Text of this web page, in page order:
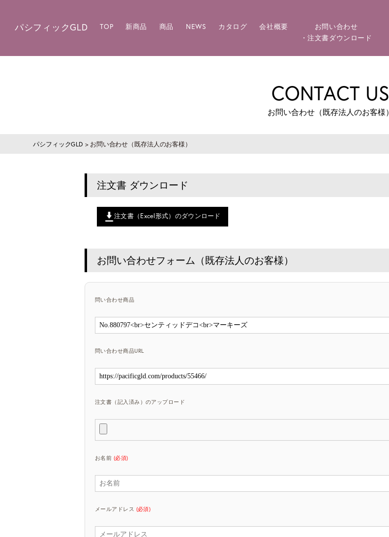
パシフィックGLD TOP 新商品 商品 NEWS カタログ 会社概要
お問い合わせ
・注文書ダウンロード
CONTACT US
お問い合わせ（既存法人のお客様）
パシフィックGLD > お問い合わせ（既存法人のお客様）
注文書 ダウンロード
注文書（Excel形式）のダウンロード
お問い合わせフォーム（既存法人のお客様）
問い合わせ商品
問い合わせ商品URL
注文書（記入済み）のアップロード
お名前 (必須)
メールアドレス (必須)